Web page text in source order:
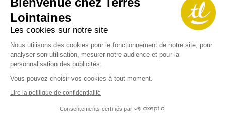
Lointaines
Les cookies sur notre site
Nous utilisons des cookies pour le fonctionnement de notre site, pour
analyser son utilisation, mesurer notre audience et pour la
personnalisation des publicités.
Vous pouvez choisir vos cookies à tout moment.
Lire la politique de confidentialité
Consentements certifiés par
vente
Mentions légales,
Protection des
données personnelles
Copyrights
de